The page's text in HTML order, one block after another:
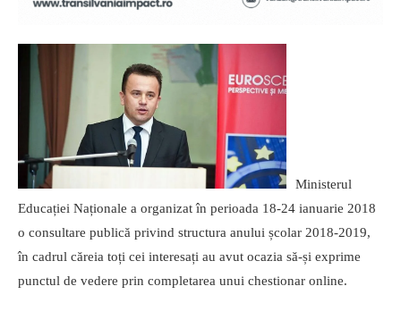
Ministerul
Educației Naționale a organizat în perioada 18-24 ianuarie 2018
o consultare publică privind structura anului școlar 2018-2019,
în cadrul căreia toți cei interesați au avut ocazia să-și exprime
punctul de vedere prin completarea unui chestionar online.